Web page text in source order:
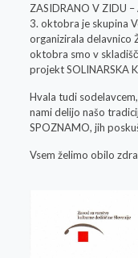
ZASIDRANO V ZIDU
3. oktobra je skupina
organizirala delavnico
oktobra smo v
projekt SOLINARSKA
Hvala tudi
nami delijo našo
SPOZNAMO, jih
Vsem želimo obilo